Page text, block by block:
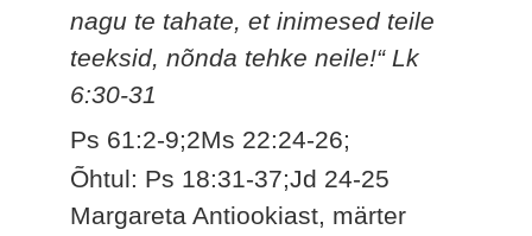
nagu te tahate, et inimesed teile
teeksid, nõnda tehke neile!“ Lk
6:30-31
Ps 61:2-9;2Ms 22:24-26;
Õhtul: Ps 18:31-37;Jd 24-25
Margareta Antiookiast, märter